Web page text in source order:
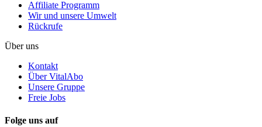
Affiliate Programm
Wir und unsere Umwelt
Rückrufe
Über uns
Kontakt
Über VitalAbo
Unsere Gruppe
Freie Jobs
Folge uns auf